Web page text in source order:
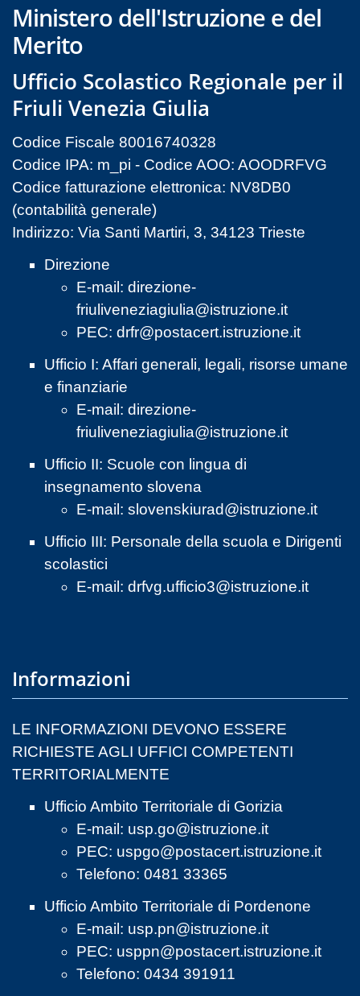
Ministero dell'Istruzione e del
Merito
Ufficio Scolastico Regionale per il
Friuli Venezia Giulia
Codice Fiscale 80016740328
Codice IPA: m_pi - Codice AOO: AOODRFVG
Codice fatturazione elettronica: NV8DB0
(contabilità generale)
Indirizzo: Via Santi Martiri, 3, 34123 Trieste
Direzione
E-mail: direzione-
friuliveneziagiulia@istruzione.it
PEC: drfr@postacert.istruzione.it
Ufficio I: Affari generali, legali, risorse umane
e finanziarie
E-mail: direzione-
friuliveneziagiulia@istruzione.it
Ufficio II: Scuole con lingua di
insegnamento slovena
E-mail: slovenskiurad@istruzione.it
Ufficio III: Personale della scuola e Dirigenti
scolastici
E-mail: drfvg.ufficio3@istruzione.it
Informazioni
LE INFORMAZIONI DEVONO ESSERE
RICHIESTE AGLI UFFICI COMPETENTI
TERRITORIALMENTE
Ufficio Ambito Territoriale di Gorizia
E-mail: usp.go@istruzione.it
PEC: uspgo@postacert.istruzione.it
Telefono: 0481 33365
Ufficio Ambito Territoriale di Pordenone
E-mail: usp.pn@istruzione.it
PEC: usppn@postacert.istruzione.it
Telefono: 0434 391911